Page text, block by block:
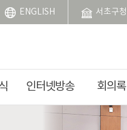
ENGLISH 서초구청
인터넷방송 회의록